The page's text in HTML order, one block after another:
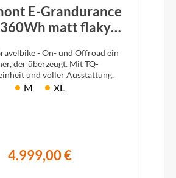
E-Grandurance
360Wh matt flaky
- On- und Offroad ein
der überzeugt. Mit TQ-
und voller Ausstattung.
M XL
4.999,00 €